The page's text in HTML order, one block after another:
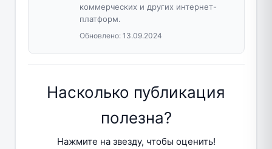
коммерческих и других интернет-
платформ.
Обновлено: 13.09.2024
Насколько публикация
полезна?
Нажмите на звезду, чтобы оценить!